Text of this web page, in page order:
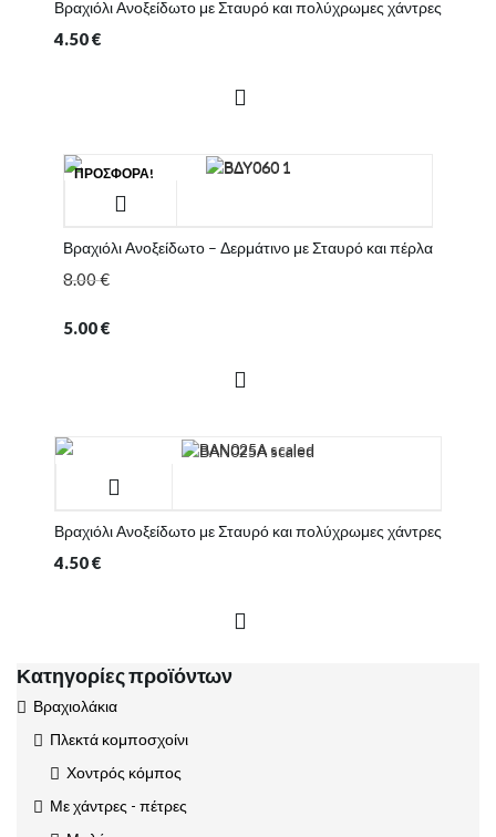
Βραχιόλι Ανοξείδωτο με Σταυρό και πολύχρωμες χάντρες
4.50€
ΠΡΟΣΦΟΡΆ!
Βραχιόλι Ανοξείδωτο – Δερμάτινο με Σταυρό και πέρλα
8.00€
5.00€
Βραχιόλι Ανοξείδωτο με Σταυρό και πολύχρωμες χάντρες
4.50€
Κατηγορίες προϊόντων
Βραχιολάκια
Πλεκτά κομποσχοίνι
Χοντρός κόμπος
Με χάντρες - πέτρες